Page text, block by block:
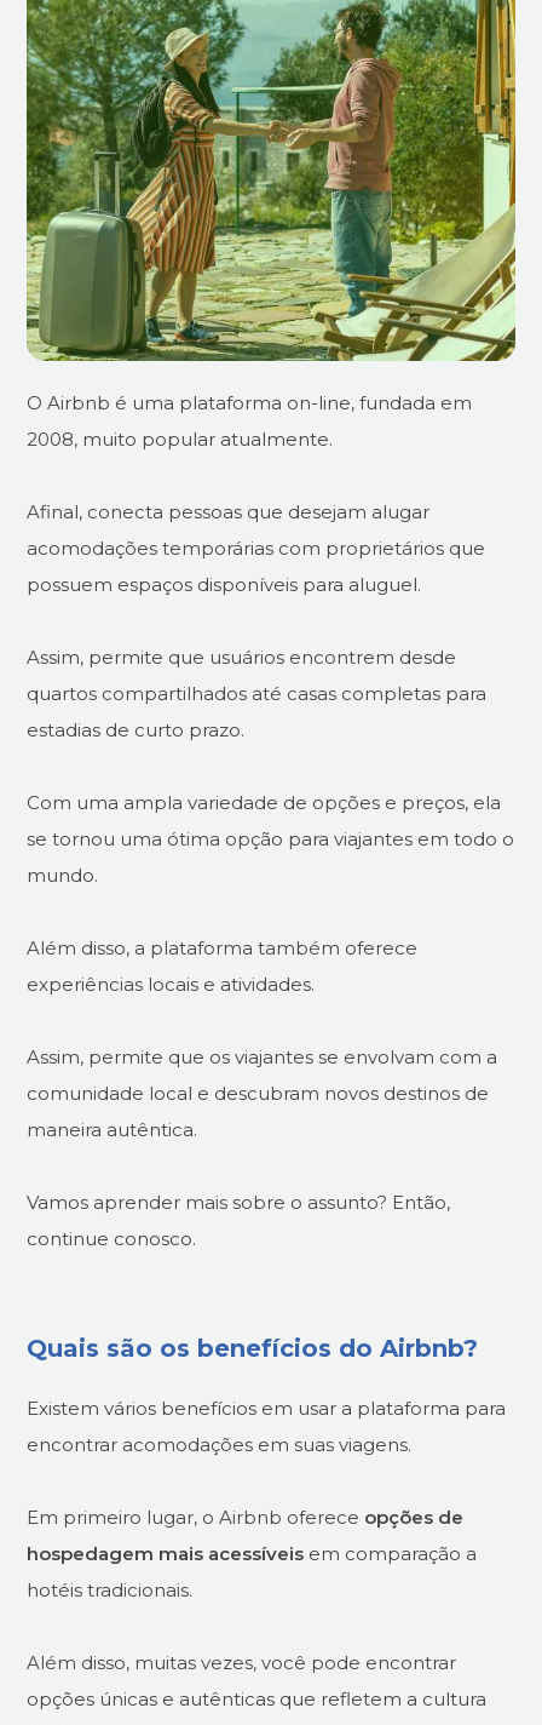
O Airbnb é uma plataforma on-line, fundada em
2008, muito popular atualmente.
Afinal, conecta pessoas que desejam alugar
acomodações temporárias com proprietários que
possuem espaços disponíveis para aluguel.
Assim, permite que usuários encontrem desde
quartos compartilhados até casas completas para
estadias de curto prazo.
Com uma ampla variedade de opções e preços, ela
se tornou uma ótima opção para viajantes em todo o
mundo.
Além disso, a plataforma também oferece
experiências locais e atividades.
Assim, permite que os viajantes se envolvam com a
comunidade local e descubram novos destinos de
maneira autêntica.
Vamos aprender mais sobre o assunto? Então,
continue conosco.
Quais são os benefícios do Airbnb?
Existem vários benefícios em usar a plataforma para
encontrar acomodações em suas viagens.
Em primeiro lugar, o Airbnb oferece opções de
hospedagem mais acessíveis em comparação a
hotéis tradicionais.
Além disso, muitas vezes, você pode encontrar
opções únicas e autênticas que refletem a cultura